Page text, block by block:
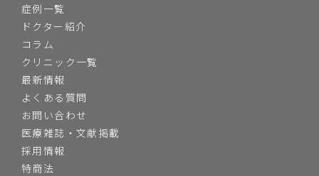
症例一覧
ドクター紹介
コラム
クリニック一覧
最新情報
よくある質問
お問い合わせ
医療雑誌・文献掲載
採用情報
特商法